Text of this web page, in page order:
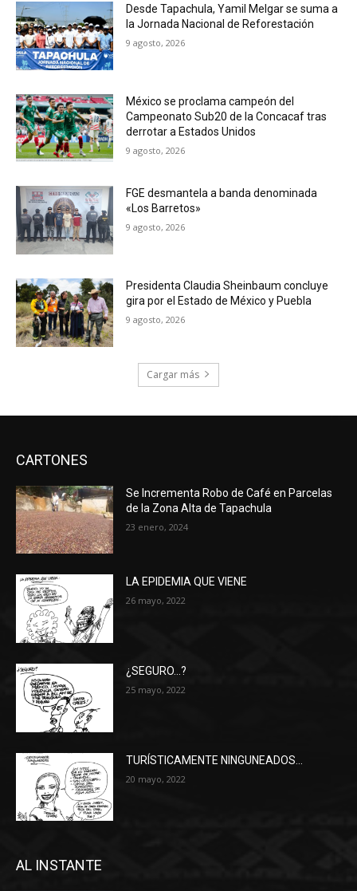
Desde Tapachula, Yamil Melgar se suma a
la Jornada Nacional de Reforestación
9 agosto, 2026
México se proclama campeón del
Campeonato Sub20 de la Concacaf tras
derrotar a Estados Unidos
9 agosto, 2026
FGE desmantela a banda denominada
«Los Barretos»
9 agosto, 2026
Presidenta Claudia Sheinbaum concluye
gira por el Estado de México y Puebla
9 agosto, 2026
Cargar más
CARTONES
Se Incrementa Robo de Café en Parcelas
de la Zona Alta de Tapachula
23 enero, 2024
LA EPIDEMIA QUE VIENE
26 mayo, 2022
¿SEGURO…?
25 mayo, 2022
TURÍSTICAMENTE NINGUNEADOS…
20 mayo, 2022
AL INSTANTE